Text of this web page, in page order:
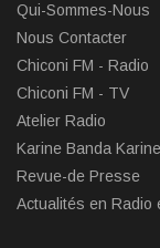
Qui-Sommes-Nous
Nous Contacter
Chiconi FM - Radio
Chiconi FM - TV
Atelier Radio
Karine Banda Karine
Revue-de Presse
Actualités en Radio